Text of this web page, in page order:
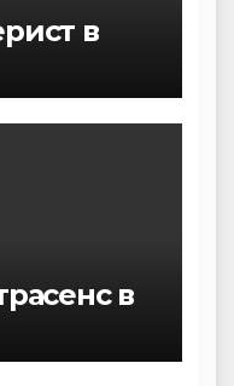
в
в